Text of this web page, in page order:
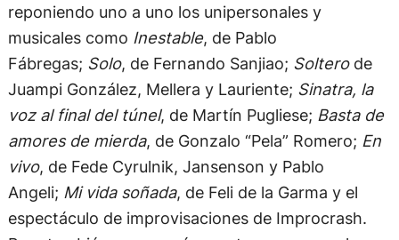
reponiendo uno a uno los unipersonales y
musicales como Inestable, de Pablo
Fábregas; Solo, de Fernando Sanjiao; Soltero de
Juampi González, Mellera y Lauriente; Sinatra, la
voz al final del túnel, de Martín Pugliese; Basta de
amores de mierda, de Gonzalo “Pela” Romero; En
vivo, de Fede Cyrulnik, Jansenson y Pablo
Angeli; Mi vida soñada, de Feli de la Garma y el
espectáculo de improvisaciones de Improcrash.